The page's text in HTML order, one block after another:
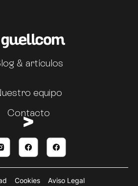
& artículos
equipo
Contacto
Cookies Aviso Legal